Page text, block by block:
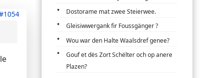
Dostorame mat zwee Steierwee.
Gleisiwwergank fir Foussgänger ?
Wou war den Halte Waalsdref genee?
Gouf et dës Zort Schëlter och op anere
Plazen?